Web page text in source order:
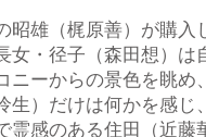
昭雄（梶原善）が購
女・径子（森田想）
ニーからの景色を眺
生）だけは何かを感
霊感のある住田（近